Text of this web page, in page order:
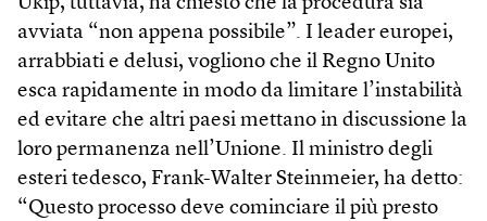
avviata “non appena possibile”. I leader europei,
arrabbiati e delusi, vogliono che il Regno Unito
esca rapidamente in modo da limitare l’instabilità
ed evitare che altri paesi mettano in discussione la
loro permanenza nell’Unione. Il ministro degli
esteri tedesco, Frank-Walter Steinmeier, ha detto:
“Questo processo deve cominciare il più presto